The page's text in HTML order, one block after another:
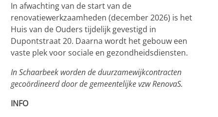
In afwachting van de start van de
renovatiewerkzaamheden (december 2026) is het
Huis van de Ouders tijdelijk gevestigd in
Dupontstraat 20. Daarna wordt het gebouw een
vaste plek voor sociale en gezondheidsdiensten.
In Schaarbeek worden de duurzamewijkcontracten
gecoördineerd door de gemeentelijke vzw RenovaS.
INFO